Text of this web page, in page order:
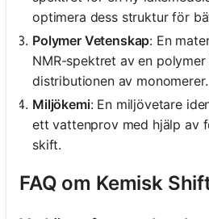
optimera dess struktur för
Polymer Vetenskap: En
NMR-spektret av en
distributionen av monomerer.
Miljökemi: En miljövetare
ett vattenprov med hjälp av
skift.
FAQ om Kemisk